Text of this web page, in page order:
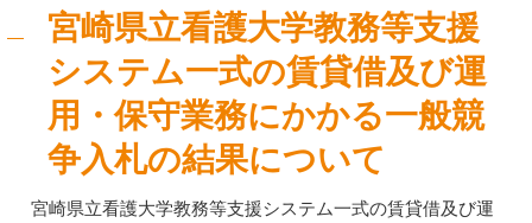
宮崎県立看護大学教務等支援
システム一式の賃貸借及び運
用・保守業務にかかる一般競
争入札の結果について
宮崎県立看護大学教務等支援システム一式の賃貸借及び運